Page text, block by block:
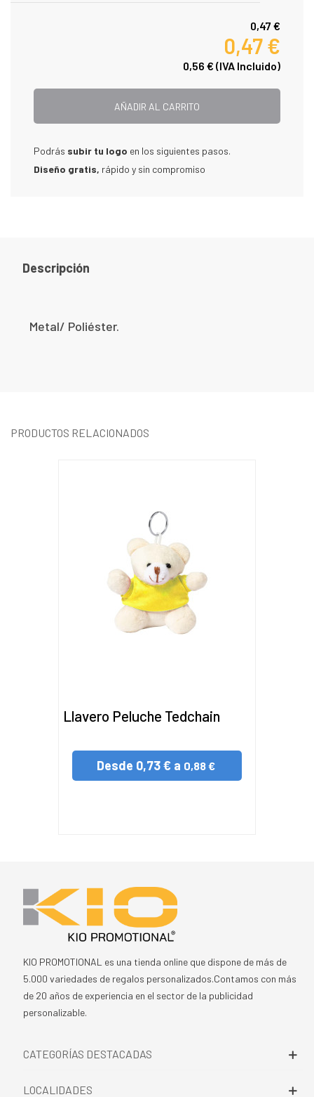
0,47 €
0,47 €
0,56 € (IVA Incluido)
AÑADIR AL CARRITO
Podrás subir tu logo en los siguientes pasos.
Diseño gratis, rápido y sin compromiso
Descripción
Metal/ Poliéster.
PRODUCTOS RELACIONADOS
Llavero Peluche Tedchain
Desde 0,73 € a 0,88 €
KIO PROMOTIONAL es una tienda online que dispone de más de
5.000 variedades de regalos personalizados.Contamos con más
de 20 años de experiencia en el sector de la publicidad
personalizable.
CATEGORÍAS DESTACADAS
LOCALIDADES